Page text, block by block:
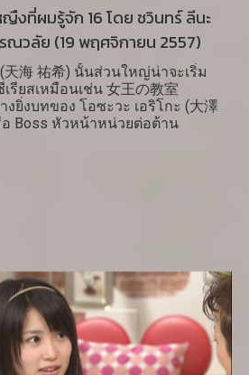
งที่ผมรู้จัก 16 โดย ชวินทร์ ลีนะ
ณวลัย (19 พฤศจิกายน 2557)
海 祐希) นั้นส่วนใหญ่น่าจะเริ่ม
รียสเหมือนเช่น 女王の教室
งยิ่งบทของ โอซะวะ เอริโกะ (大澤
อ Boss หัวหน้าหน่วยต่อต้าน
าใหม่ ในหนังชุด Boss
ดเรื่องนี้จะมีร้อยละของผู้ชมต่ำกว่า
ะยะชิ ฮิโรชิ (林 宏司) และผู้แสดง
希) ขึ้นมาอีกครั้งหนึ่งในหนังชุด